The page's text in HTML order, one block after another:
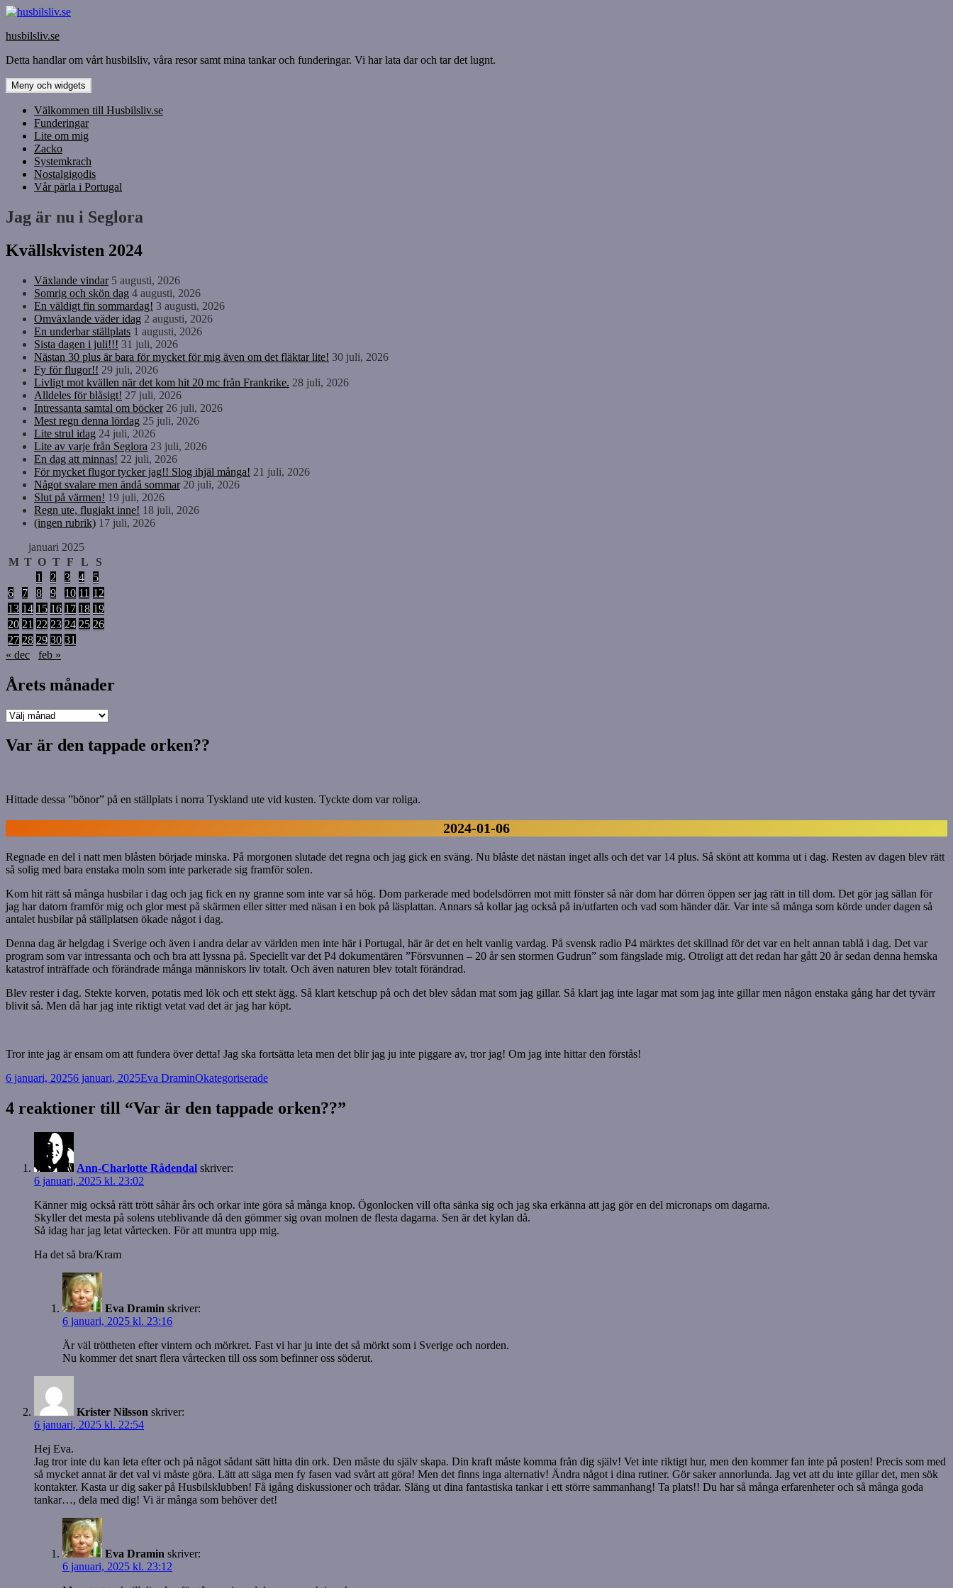
Hoppa
innehåll
husbilsliv.se
Detta handlar om vårt husbilsliv, våra resor samt mina tankar och funderingar. Vi har lata dar och tar det lugnt.
Meny och widgets
Välkommen till Husbilsliv.se
Funderingar
Lite om mig
Zacko
Systemkrach
Nostalgigodis
Vår pärla i Portugal
Jag är nu i Seglora
Kvällskvisten 2024
Växlande vindar 5 augusti, 2026
Somrig och skön dag 4 augusti, 2026
En väldigt fin sommardag! 3 augusti, 2026
Omväxlande väder idag 2 augusti, 2026
En underbar ställplats 1 augusti, 2026
Sista dagen i juli!!! 31 juli, 2026
Nästan 30 plus är bara för mycket för mig även om det fläktar lite! 30 juli, 2026
Fy för flugor!! 29 juli, 2026
Livligt mot kvällen när det kom hit 20 mc från Frankrike. 28 juli, 2026
Alldeles för blåsigt! 27 juli, 2026
Intressanta samtal om böcker 26 juli, 2026
Mest regn denna lördag 25 juli, 2026
Lite strul idag 24 juli, 2026
Lite av varje från Seglora 23 juli, 2026
En dag att minnas! 22 juli, 2026
För mycket flugor tycker jag!! Slog ihjäl många! 21 juli, 2026
Något svalare men ändå sommar 20 juli, 2026
Slut på värmen! 19 juli, 2026
Regn ute, flugjakt inne! 18 juli, 2026
(ingen rubrik) 17 juli, 2026
januari 2025
M T O T F L
S
1
2 3 4
5
6
7 8 9 10 11 12
13 14 15 16 17 18 19
20 21 22 23 24 25 26
27 28 29 30 31
« dec
feb »
Årets månader
Årets
Var är den tappade orken??
Hittade dessa ”bönor” på en ställplats i norra Tyskland ute vid kusten. Tyckte dom var roliga.
2024-01-06
Regnade en del i natt men blåsten började minska. På morgonen slutade det regna och jag gick en sväng. Nu blåste det nästan inget alls och det var 14 plus. Så skönt att komma ut i dag. Resten av dagen blev rätt
så solig med bara enstaka moln som inte parkerade sig framför solen.
Kom hit rätt så många husbilar i dag och jag fick en ny granne som inte var så hög. Dom parkerade med bodelsdörren mot mitt fönster så när dom har dörren öppen ser jag rätt in till dom. Det gör jag sällan för
jag har datorn framför mig och glor mest på skärmen eller sitter med näsan i en bok på läsplattan. Annars så kollar jag också på in/utfarten och vad som händer där. Var inte så många som körde under dagen så
antalet husbilar på ställplatsen ökade något i dag.
Denna dag är helgdag i Sverige och även i andra delar av världen men inte här i Portugal, här är det en helt vanlig vardag. På svensk radio P4 märktes det skillnad för det var en helt annan tablå i dag. Det var
program som var intressanta och och bra att lyssna på. Speciellt var det P4 dokumentären ”Försvunnen – 20 år sen stormen Gudrun” som fängslade mig. Otroligt att det redan har gått 20 år sedan denna hemska
katastrof inträffade och förändrade många människors liv totalt. Och även naturen blev totalt förändrad.
Blev rester i dag. Stekte korven, potatis med lök och ett stekt ägg. Så klart ketschup på och det blev sådan mat som jag gillar. Så klart jag inte lagar mat som jag inte gillar men någon enstaka gång har det tyvärr
blivit så. Men då har jag inte riktigt vetat vad det är jag har köpt.
Tror inte jag är ensam om att fundera över detta! Jag ska fortsätta leta men det blir jag ju inte piggare av, tror jag! Om jag inte hittar den förstås!
Postat
6 januari, 20256 januari, 2025Författare
Eva DraminKategorier
Okategoriserade
4 reaktioner till “Var är den tappade orken??”
Ann-Charlotte Rådendal skriver:
6 januari, 2025 kl. 23:02
Känner mig också rätt trött såhär års och orkar inte göra så många knop. Ögonlocken vill ofta sänka sig och jag ska erkänna att jag gör en del micronaps om dagarna.
Skyller det mesta på solens uteblivande då den gömmer sig ovan molnen de flesta dagarna. Sen är det kylan då.
Så idag har jag letat vårtecken. För att muntra upp mig.
Ha det så bra/Kram
Eva Dramin skriver:
6 januari, 2025 kl. 23:16
Är väl tröttheten efter vintern och mörkret. Fast vi har ju inte det så mörkt som i Sverige och norden.
Nu kommer det snart flera vårtecken till oss som befinner oss söderut.
Krister Nilsson skriver:
6 januari, 2025 kl. 22:54
Hej Eva.
Jag tror inte du kan leta efter och på något sådant sätt hitta din ork. Den måste du själv skapa. Din kraft måste komma från dig själv! Vet inte riktigt hur, men den kommer fan inte på posten! Precis som med
så mycket annat är det val vi måste göra. Lätt att säga men fy fasen vad svårt att göra! Men det finns inga alternativ! Ändra något i dina rutiner. Gör saker annorlunda. Jag vet att du inte gillar det, men sök
kontakter. Kasta ur dig saker på Husbilsklubben! Få igång diskussioner och trådar. Släng ut dina fantastiska tankar i ett större sammanhang! Ta plats!! Du har så många erfarenheter och så många goda
tankar…, dela med dig! Vi är många som behöver det!
Eva Dramin skriver:
6 januari, 2025 kl. 23:12